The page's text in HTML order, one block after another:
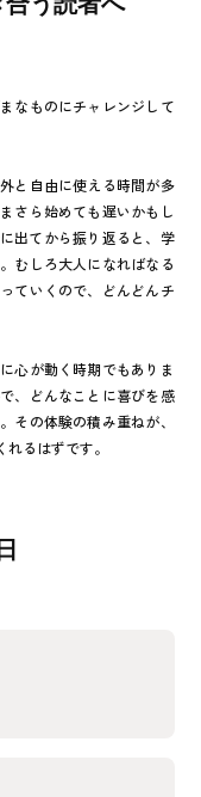
なものにチャレンジして
と自由に使える時間が多
さら始めても遅いかもし
出てから振り返ると、学
むしろ大人になればなる
ていくので、どんどんチ
心が動く時期でもありま
、どんなことに喜びを感
その体験の積み重ねが、
るはずです。